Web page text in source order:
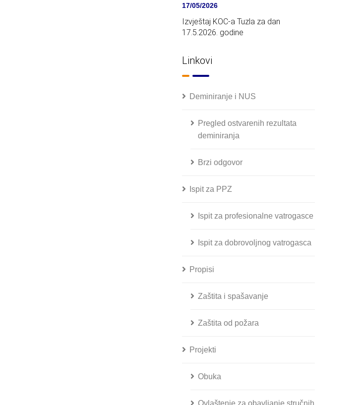
17/05/2026
Izvještaj KOC-a Tuzla za dan
17.5.2026. godine
Linkovi
Deminiranje i NUS
Pregled ostvarenih rezultata
deminiranja
Brzi odgovor
Ispit za PPZ
Ispit za profesionalne vatrogasce
Ispit za dobrovoljnog vatrogasca
Propisi
Zaštita i spašavanje
Zaštita od požara
Projekti
Obuka
Ovlaštenje za obavljanje stručnih